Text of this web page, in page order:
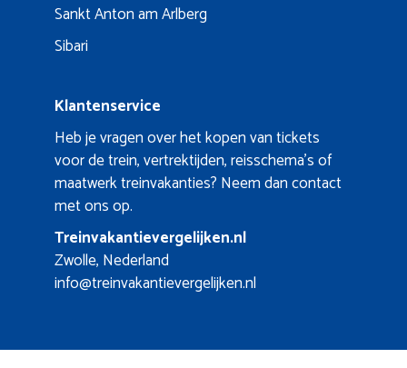
Sankt Anton am Arlberg
Sibari
Klantenservice
Heb je vragen over het kopen van tickets
voor de trein, vertrektijden, reisschema's of
maatwerk treinvakanties? Neem dan contact
met ons op.
Treinvakantievergelijken.nl
Zwolle, Nederland
info@treinvakantievergelijken.nl